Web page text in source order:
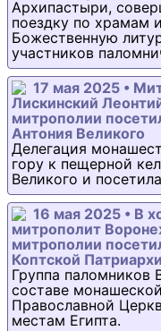
Архипастыри,
поездку по храмам
Божественную
участников
17 мая 2025 •
Лискинский
митрополии
Антония Великого
Делегация
гору к пещерной
Великого и
16 мая 2025 • В
митрополит
митрополии
Коптской
Группа паломников
составе
Православной
местам Египта.